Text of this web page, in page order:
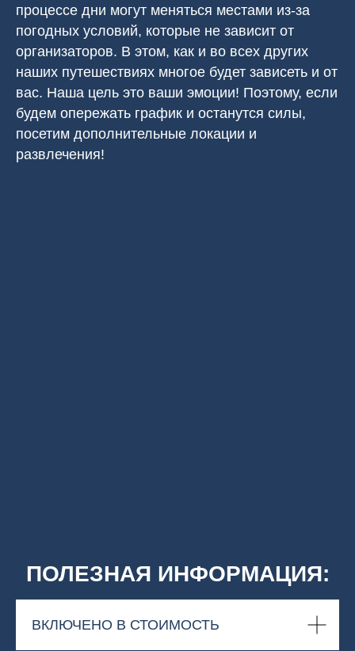
процессе дни могут меняться местами из-за
погодных условий, которые не зависит от
организаторов. В этом, как и во всех других
наших путешествиях многое будет зависеть и от
вас. Наша цель это ваши эмоции! Поэтому, если
будем опережать график и останутся силы,
посетим дополнительные локации и
развлечения!
ПОЛЕЗНАЯ ИНФОРМАЦИЯ:
ВКЛЮЧЕНО В СТОИМОСТЬ